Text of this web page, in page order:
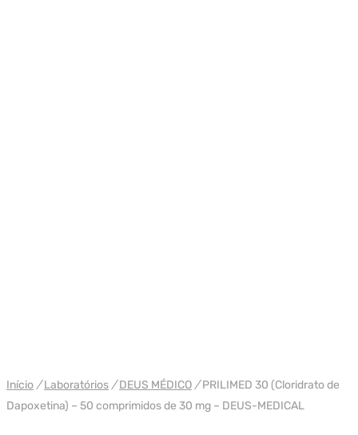
Início / Laboratórios / DEUS MÉDICO /PRILIMED 30 (Cloridrato de
Dapoxetina) – 50 comprimidos de 30 mg – DEUS-MEDICAL